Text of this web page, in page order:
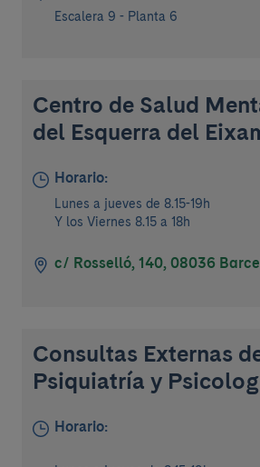
Escalera 9 - Planta 6
Centro de Salud
del Esquerra del
Horario:
Lunes a jueves de 8.15-19h
Y los Viernes 8.15 a 18h
c/ Rosselló, 140, 08036
Consultas Externas
Psiquiatría y
Horario: